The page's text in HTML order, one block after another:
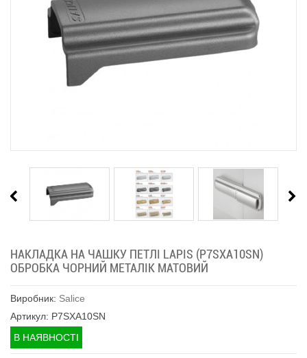
НАКЛАДКА НА ЧАШКУ ПЕТЛІ LAPIS (P7SXA10SN)
ОБРОБКА ЧОРНИЙ МЕТАЛІК МАТОВИЙ
Виробник: Salice
Артикул: P7SXA10SN
В НАЯВНОСТІ